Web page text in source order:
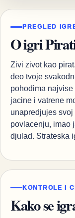
PREGLED
O igri
Zivi zivot kao
deo tvoje
pohodima
jacine i vatrene
unapredjujes
povlacenju, imao
djulad. Strateska
KONTROLE I
Kako se